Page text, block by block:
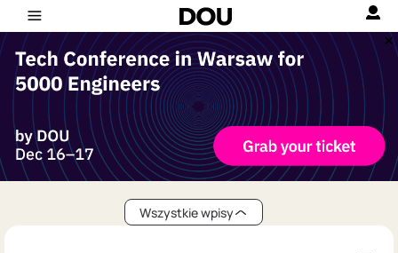
Wszystkie wpisy